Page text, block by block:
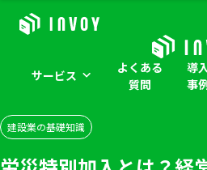
サービス
よくある
質問
導
事
建設業の基礎知識